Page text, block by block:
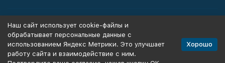
Информация
Наш сайт использует cookie-файлы и
обрабатывает персональные данные с
использованием Яндекс Метрики. Это улучшает
работу сайта и взаимодействие с ним.
Хорошо